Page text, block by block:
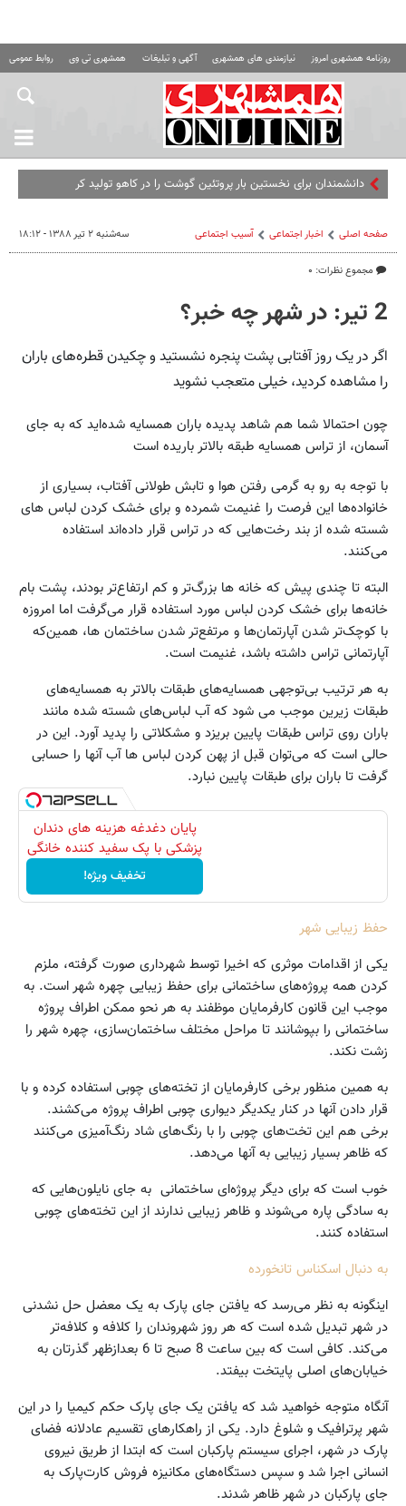
روزنامه همشهری امروز نیازمندی های همشهری آگهی و تبلیغات همشهری تی وی روابط عمومی
دانشمندان برای نخستین بار پروتئین گوشت را در کاهو تولید کردند
صفحه اصلی اخبار اجتماعی آسیب اجتماعی
مجموع نظرات: ۰
سه‌شنبه ۲ تیر ۱۳۸۸ - ۱۸:۱۲
2 تیر: در شهر چه خبر؟
اگر در یک روز آفتابی پشت پنجره نشستید و چکیدن قطره‌های باران
را مشاهده کردید، خیلی متعجب نشوید
چون احتمالا شما هم شاهد پدیده باران همسایه شده‌اید که به جای
آسمان، از تراس همسایه طبقه بالاتر باریده است
با توجه به رو به گرمی رفتن هوا و تابش طولانی آفتاب، بسیاری از
خانواده‌ها این فرصت را غنیمت شمرده و برای خشک کردن لباس های
شسته شده از بند رخت‌هایی که در تراس قرار داده‌اند استفاده
می‌کنند.
البته تا چندی پیش که خانه ها بزرگ‌تر و کم ارتفاع‌تر بودند، پشت بام
خانه‌ها برای خشک کردن لباس مورد استفاده قرار می‌گرفت اما امروزه
با کوچک‌تر شدن آپارتمان‌ها و مرتفع‌تر شدن ساختمان ها، همین‌که
آپارتمانی تراس داشته باشد، غنیمت است.
به هر ترتیب بی‌توجهی همسایه‌های طبقات بالاتر به همسایه‌های
طبقات زیرین موجب می شود که آب لباس‌های شسته شده مانند
باران روی تراس طبقات پایین بریزد و مشکلاتی را پدید آورد. این در
حالی است که می‌توان قبل از پهن کردن لباس ها آب آنها را حسابی
گرفت تا باران برای طبقات پایین نبارد.
پایان دغدغه هزینه های دندان
پزشکی با پک سفید کننده خانگی
تخفیف ویژه!
حفظ زیبایی شهر
یکی از اقدامات موثری که اخیرا توسط شهرداری صورت گرفته، ملزم
کردن همه پروژه‌های ساختمانی برای حفظ زیبایی چهره شهر است. به
موجب این قانون کارفرمایان موظفند به هر نحو ممکن اطراف پروژه
ساختمانی را بپوشانند تا مراحل مختلف ساختمان‌سازی، چهره شهر را
زشت نکند.
به همین منظور برخی کارفرمایان از تخته‌های چوبی استفاده کرده و با
قرار دادن آنها در کنار یکدیگر دیواری چوبی اطراف پروژه می‌کشند.
برخی هم این تخت‌های چوبی را با رنگ‌های شاد رنگ‌آمیزی می‌کنند
که ظاهر بسیار زیبایی به آنها می‌دهد.
خوب است که برای دیگر پروژه‌ای ساختمانی به جای نایلون‌هایی که
به سادگی پاره می‌شوند و ظاهر زیبایی ندارند از این تخته‌های چوبی
استفاده کنند.
به دنبال اسکناس تانخورده
اینگونه به نظر می‌رسد که یافتن جای پارک به یک معضل حل نشدنی
در شهر تبدیل شده است که هر روز شهروندان را کلافه و کلافه‌تر
می‌کند. کافی است که بین ساعت 8 صبح تا 6 بعدازظهر گذرتان به
خیابان‌های اصلی پایتخت بیفتد.
آنگاه متوجه خواهید شد که یافتن یک جای پارک حکم کیمیا را در این
شهر پرترافیک و شلوغ دارد. یکی از راهکارهای تقسیم عادلانه فضای
پارک در شهر، اجرای سیستم پارکبان است که ابتدا از طریق نیروی
انسانی اجرا شد و سپس دستگاه‌های مکانیزه فروش کارت‌پارک به
جای پارکبان در شهر ظاهر شدند.